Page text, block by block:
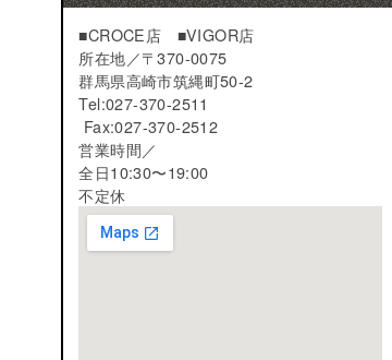
■CROCE店 ■VIGOR店
所在地／〒370-0075
群馬県高崎市筑縄町50-2
Tel:027-370-2511
Fax:027-370-2512
営業時間／
全日10:30〜19:00
不定休